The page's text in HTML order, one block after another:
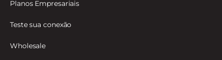
Planos Empresariais
Teste sua conexão
Wholesale